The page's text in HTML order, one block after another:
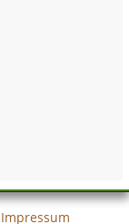
Impressum